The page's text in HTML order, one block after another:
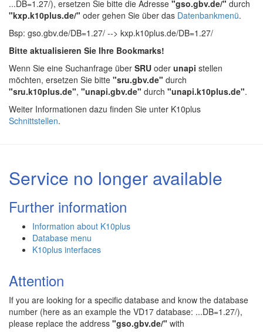
...DB=1.27/), ersetzen Sie bitte die Adresse "gso.gbv.de/" durch
"kxp.k10plus.de/" oder gehen Sie über das Datenbankmenü.
Bsp: gso.gbv.de/DB=1.27/ --> kxp.k10plus.de/DB=1.27/
Bitte aktualisieren Sie Ihre Bookmarks!
Wenn Sie eine Suchanfrage über SRU oder unapi stellen
möchten, ersetzen Sie bitte "sru.gbv.de" durch
"sru.k10plus.de", "unapi.gbv.de" durch "unapi.k10plus.de".
Weiter Informationen dazu finden Sie unter K10plus
Schnittstellen.
Service no longer available
Further information
Information about K10plus
Database menu
K10plus interfaces
Attention
If you are looking for a specific database and know the database
number (here as an example the VD17 database: ...DB=1.27/),
please replace the address "gso.gbv.de/" with